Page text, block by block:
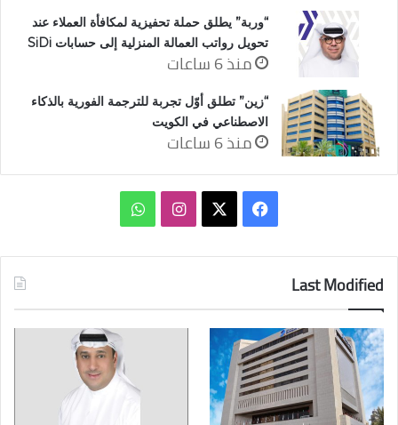
“وربة” يطلق حملة تحفيزية لمكافأة العملاء عند
تحويل رواتب العمالة المنزلية إلى حسابات SiDi
منذ 6 ساعات
“زين” تطلق أوّل تجربة للترجمة الفورية بالذكاء
الاصطناعي في الكويت
منذ 6 ساعات
فيسبوك انستقرامواتساب
Last Modified